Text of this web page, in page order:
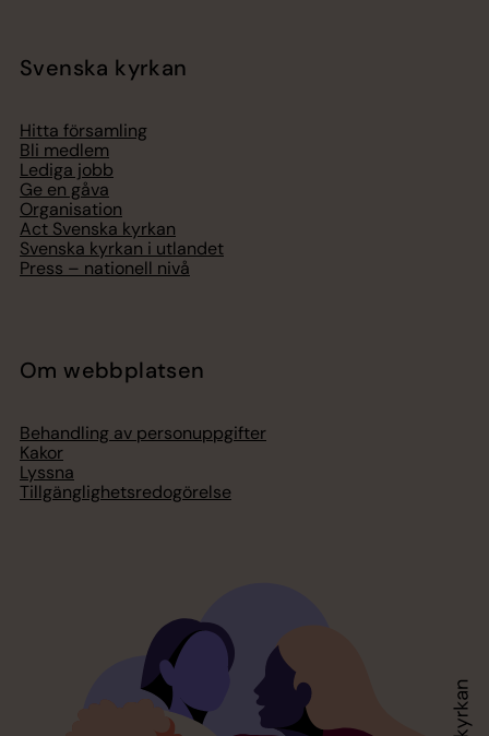
Svenska kyrkan
Hitta församling
Bli medlem
Lediga jobb
Ge en gåva
Organisation
Act Svenska kyrkan
Svenska kyrkan i utlandet
Press – nationell nivå
Om webbplatsen
Behandling av personuppgifter
Kakor
Lyssna
Tillgänglighetsredogörelse